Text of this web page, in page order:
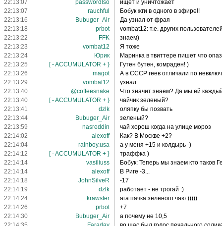
22:13:07 passwordlso
ищет и уничтожает
22:13:07
rauchful
Бобук жги в одного в эфире!!
22:13:16
Bubuger_Air
Да узнал от фрая
22:13:18
prbot
vombat12: т.е. других
22:13:22
FFK
знаем)
22:13:23
vombat12
Я тоже
22:13:24
Юрик
Маринка в твиттере пишет что
22:13:25
[ - ACCUMULATOR + }
Гутен бутен, комраден! )
22:13:26
magot
А в СCCP геев отличали по
22:13:29
vombat12
узнал
22:13:40
@coffeesnake
Что значит знаем? Да мы ей
22:13:40
[ - ACCUMULATOR + }
чайчик зеленый?
22:13:41
dzlk
оляпку бы позвать
22:13:44
Bubuger_Air
зеленый?
22:13:59
nasreddin
чай хорош когда на улице мороз
22:14:02
alexoff
Как? В Москве +2?
22:14:04
rainboy.usa
а у меня +15 и колдырь -)
22:14:12
[ - ACCUMULATOR + }
траффка )
22:14:14
vasiliuss
Бобук: Теперь мы знаем кто таков
22:14:14
alexoff
В Риге -3...
22:14:18
JohnSilveR
-17
22:14:19
dzlk
работает - не трогай :)
22:14:24
krawster
ага пачка зеленого чаю )))))
22:14:26
prbot
+7
22:14:30
Bubuger_Air
а почему не 10,5